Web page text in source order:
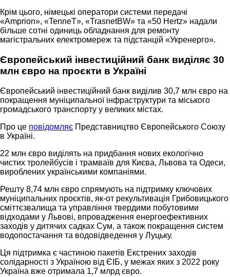
Крім цього, німецькі оператори системи передачі
«Amprion», «TenneT», «TrasnetBW» та «50 Hertz» надали
більше сотні одиниць обладнання для ремонту
магістральних електромереж та підстанцій «Укренерго».
Європейський інвестиційний банк виділяє 30
млн євро на проєкти в Україні
Європейський інвестиційний банк виділив 30,7 млн євро на
покращення муніципальної інфраструктури та міського
громадського транспорту у великих містах.
Про це повідомляє Представництво Європейського Союзу
в Україні.
22 млн євро виділять на придбання нових екологічно
чистих тролейбусів і трамваїв для Києва, Львова та Одеси,
вироблених українськими компаніями.
Решту 8,74 млн євро спрямують на підтримку ключових
муніципальних проєктів, як-от рекультивація Грибовицького
сміттєзвалища та управління твердими побутовими
відходами у Львові, впровадження енергоефективних
заходів у дитячих садках Сум, а також покращення систем
водопостачання та водовідведення у Луцьку.
Ця підтримка є частиною пакетів Екстрених заходів
солідарності з Україною від ЄІБ, у межах яких з 2022 року
Україна вже отримала 1,7 млрд євро.